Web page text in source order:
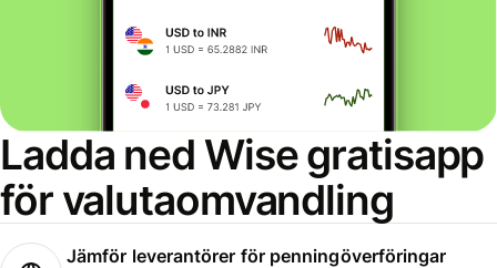
Ladda ned Wise gratisapp
för valutaomvandling
Jämför leverantörer för penningöverföringar